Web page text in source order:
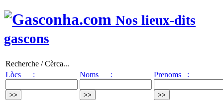
Nos lieux-dits
gascons
Recherche / Cèrca...
Lòcs :
Noms : Prenoms :